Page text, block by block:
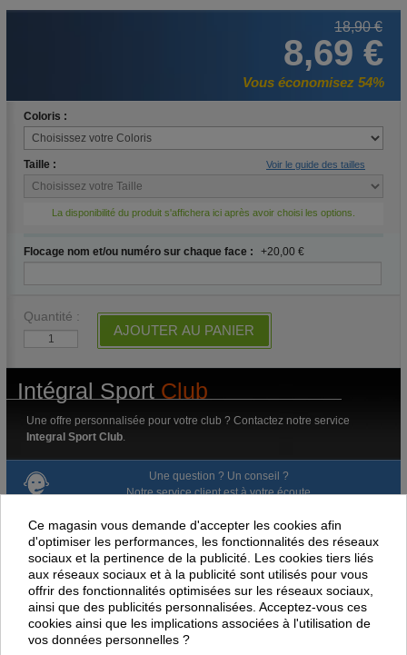
18,90 €
8,69 €
Vous économisez 54%
Coloris :
Taille : Voir le guide des tailles
La disponibilité du produit s'affichera ici après avoir choisi les options.
Flocage nom et/ou numéro sur chaque face : +20,00 €
Quantité :
AJOUTER AU PANIER
Intégral Sport Club
Une offre personnalisée pour votre club ? Contactez notre service
Integral Sport Club.
Une question ? Un conseil ?
Notre service client est à votre écoute.
Livraison gratuite dès 100 € d'achat.
Paiement en ligne 100% sécurisé
Paiement par virement
Ce magasin vous demande d'accepter les cookies afin
d'optimiser les performances, les fonctionnalités des réseaux
sociaux et la pertinence de la publicité. Les cookies tiers liés
aux réseaux sociaux et à la publicité sont utilisés pour vous
offrir des fonctionnalités optimisées sur les réseaux sociaux,
ainsi que des publicités personnalisées. Acceptez-vous ces
cookies ainsi que les implications associées à l'utilisation de
vos données personnelles ?